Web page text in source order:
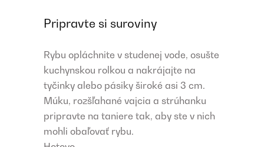
Pripravte si suroviny
Rybu opláchnite v studenej vode, osušte
kuchynskou rolkou a nakrájajte na
tyčinky alebo pásiky široké asi 3 cm.
Múku, rozšľahané vajcia a strúhanku
pripravte na taniere tak, aby ste v nich
mohli obaľovať rybu.